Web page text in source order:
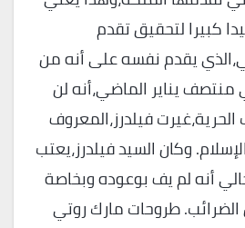
كبيرا لتحقيق تقدم
يقدم نفسه على أنه من
منتصف يناير الماضي،أنه لن
فيلدرز،المعروف
وكان السيد فيلدرز،يعتب
أنه لم يف بوعوده وبخاصة
طروحات مارك روتي